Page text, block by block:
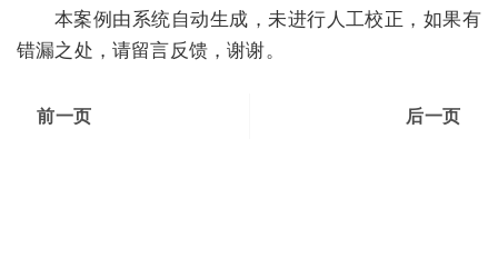
本案例由系统自动生成，未进行人工校正，如果有
错漏之处，请留言反馈，谢谢。
前一页 后一页